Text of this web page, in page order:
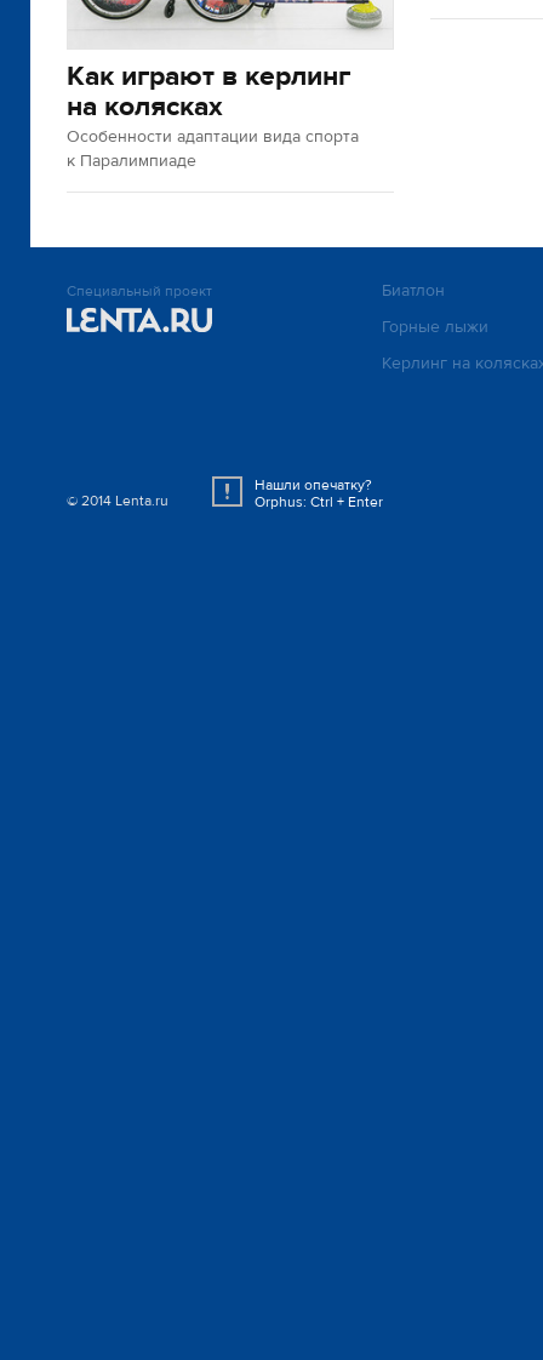
Как играют в керлинг
на колясках
Особенности адаптации вида спорта
к Паралимпиаде
Специальный проект
Биатлон
Горные лыжи
Керлинг на
© 2014 Lenta.ru
Нашли опечатку?
Orphus: Ctrl + Enter